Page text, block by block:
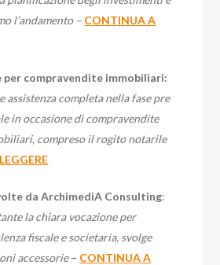
l’andamento – CONTINUA A
per compravendite immobiliari:
assistenza completa nella fase pre
in occasione di compravendite
compreso il rogito notarile
da ArchimediA Consulting:
la chiara vocazione per
fiscale e societaria, svolge
accessorie– CONTINUA A